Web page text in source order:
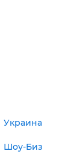
Украина
Шоу-Биз